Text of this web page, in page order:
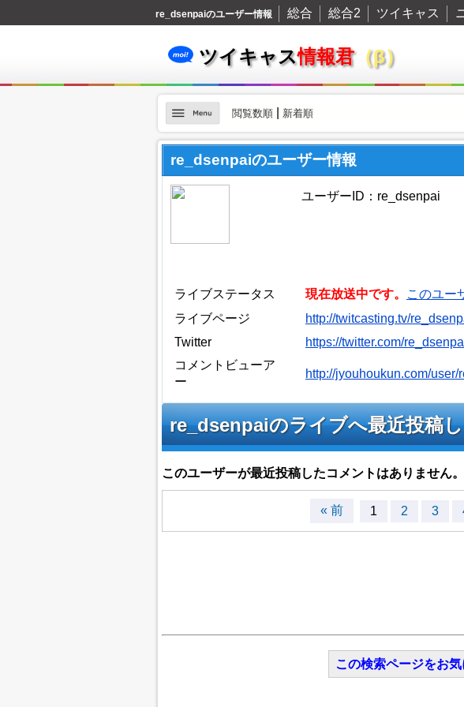
re_dsenpaiのユーザー情報 総合 総合2 ツイキャス
ツイキャス情報君（β）
閲覧数順| 新着順
re_dsenpaiのユーザー情報
ユーザーID：re_dsenpai
ライブステータス 現在放送中です。
このユー
ライブページ
http://twitcasting.tv/
Twitter
https://twitter.com/
コメントビューア
ー
http://jyouhoukun.com/
re_dsenpaiのライブへ最近投稿
このユーザーが最近投稿したコメントはありません。
« 前 1 2 3
この検索ページをお